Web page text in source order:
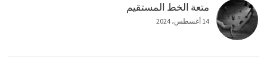
متعة الخط المستقيم
14 أغسطس، 2024